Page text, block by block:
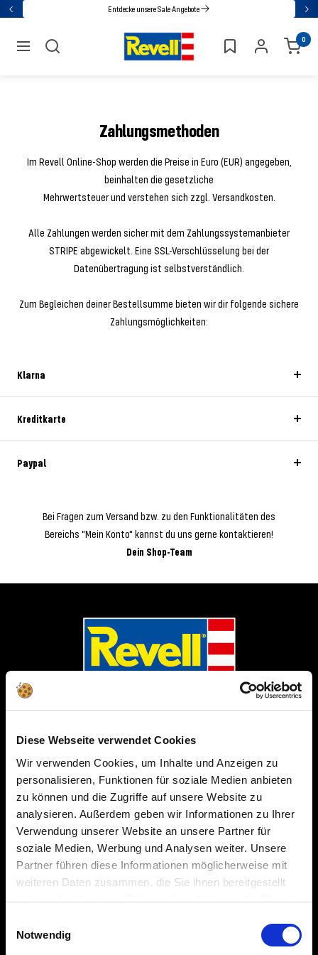
Diese Webseite verwendet Cookies
Wir verwenden Cookies, um Inhalte und Anzeigen zu
personalisieren, Funktionen für soziale Medien anbieten
zu können und die Zugriffe auf unsere Website zu
analysieren. Außerdem geben wir Informationen zu Ihrer
Verwendung unserer Website an unsere Partner für
soziale Medien, Werbung und Analysen weiter. Unsere
Partner führen diese Informationen möglicherweise mit
weiteren Daten zusammen, die Sie ihnen bereitgestellt
haben oder die sie im Rahmen Ihrer Nutzung der Dienste
Notwendig
Direkt
Inhalt
Zurück Entdecke unsere Sale Angebote
Navigation
Revell 0
Zahlungsmethoden
Im Revell Online-Shop werden die Preise in Euro (EUR) angegeben,
beinhalten die gesetzliche
Mehrwertsteuer und verstehen sich zzgl. Versandkosten.
Alle Zahlungen werden sicher mit dem Zahlungssystemanbieter
STRIPE abgewickelt. Eine SSL-Verschlüsselung bei der
Datenübertragung ist selbstverständlich.
Zum Begleichen deiner Bestellsumme bieten wir dir folgende sichere
Zahlungsmöglichkeiten:
Klarna
Kreditkarte
Paypal
Bei Fragen zum Versand bzw. zu den Funktionalitäten des
Bereichs "Mein Konto" kannst du uns gerne kontaktieren!
Dein Shop-Team
Unternehmen
Über Revell
Umwelt, Soziales & Unternehmensführung
Presse
Historie
Auszeichnungen
Karriere
Impressum